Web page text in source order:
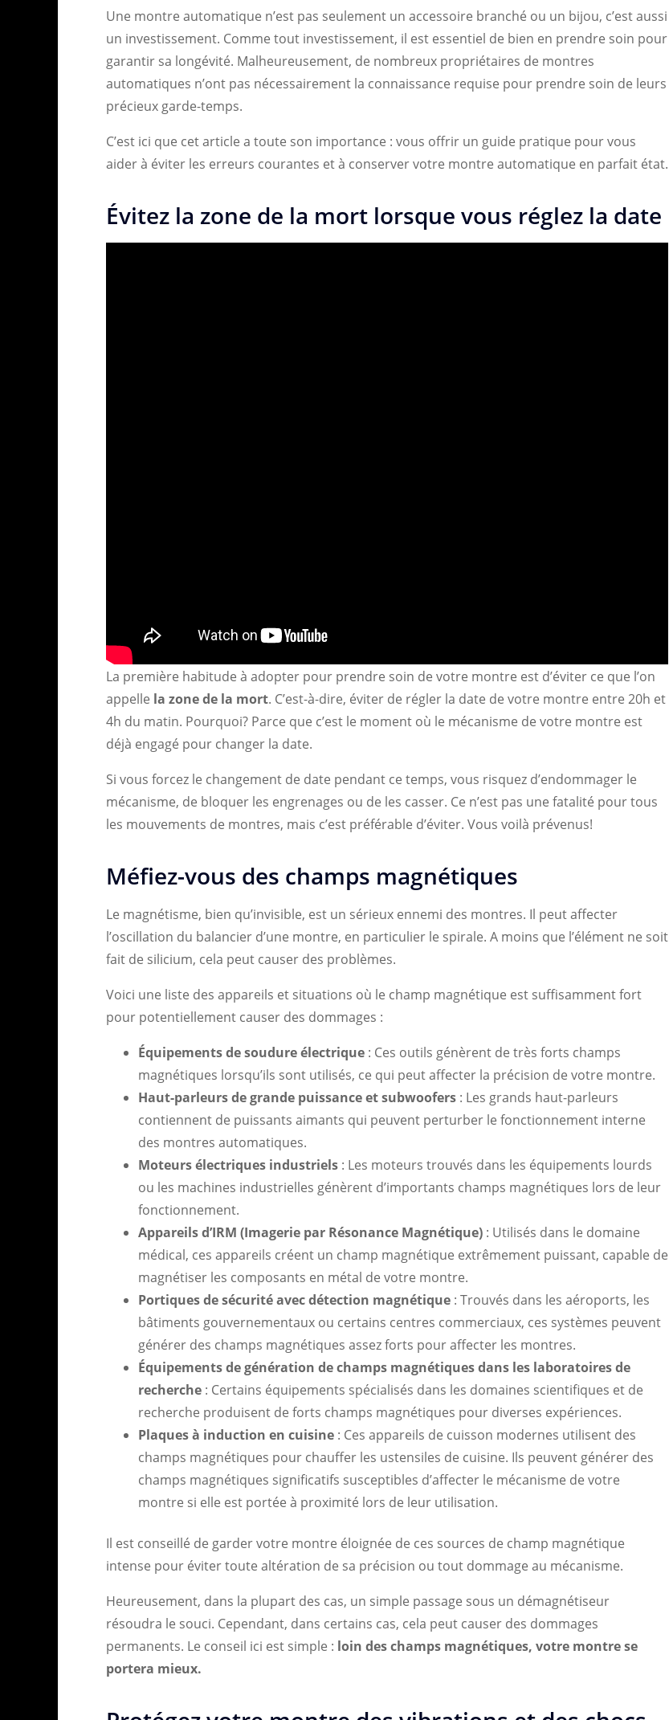
Une montre automatique n’est pas seulement un accessoire branché ou un bijou, c’est aussi
un investissement. Comme tout investissement, il est essentiel de bien en prendre soin pour
garantir sa longévité. Malheureusement, de nombreux propriétaires de montres
automatiques n’ont pas nécessairement la connaissance requise pour prendre soin de leurs
précieux garde-temps.
C’est ici que cet article a toute son importance : vous offrir un guide pratique pour vous
aider à éviter les erreurs courantes et à conserver votre montre automatique en parfait état.
Évitez la zone de la mort lorsque vous réglez la date
La première habitude à adopter pour prendre soin de votre montre est d’éviter ce que l’on
appelle la zone de la mort. C’est-à-dire, éviter de régler la date de votre montre entre 20h et
4h du matin. Pourquoi? Parce que c’est le moment où le mécanisme de votre montre est
déjà engagé pour changer la date.
Si vous forcez le changement de date pendant ce temps, vous risquez d’endommager le
mécanisme, de bloquer les engrenages ou de les casser. Ce n’est pas une fatalité pour tous
les mouvements de montres, mais c’est préférable d’éviter. Vous voilà prévenus!
Méfiez-vous des champs magnétiques
Le magnétisme, bien qu’invisible, est un sérieux ennemi des montres. Il peut affecter
l’oscillation du balancier d’une montre, en particulier le spirale. A moins que l’élément ne soit
fait de silicium, cela peut causer des problèmes.
Voici une liste des appareils et situations où le champ magnétique est suffisamment fort
pour potentiellement causer des dommages :
Équipements de soudure électrique : Ces outils génèrent de très forts champs
magnétiques lorsqu’ils sont utilisés, ce qui peut affecter la précision de votre montre.
Haut-parleurs de grande puissance et subwoofers : Les grands haut-parleurs
contiennent de puissants aimants qui peuvent perturber le fonctionnement interne
des montres automatiques.
Moteurs électriques industriels : Les moteurs trouvés dans les équipements lourds
ou les machines industrielles génèrent d’importants champs magnétiques lors de leur
fonctionnement.
Appareils d’IRM (Imagerie par Résonance Magnétique) : Utilisés dans le domaine
médical, ces appareils créent un champ magnétique extrêmement puissant, capable de
magnétiser les composants en métal de votre montre.
Portiques de sécurité avec détection magnétique : Trouvés dans les aéroports, les
bâtiments gouvernementaux ou certains centres commerciaux, ces systèmes peuvent
générer des champs magnétiques assez forts pour affecter les montres.
Équipements de génération de champs magnétiques dans les laboratoires de
recherche : Certains équipements spécialisés dans les domaines scientifiques et de
recherche produisent de forts champs magnétiques pour diverses expériences.
Plaques à induction en cuisine : Ces appareils de cuisson modernes utilisent des
champs magnétiques pour chauffer les ustensiles de cuisine. Ils peuvent générer des
champs magnétiques significatifs susceptibles d’affecter le mécanisme de votre
montre si elle est portée à proximité lors de leur utilisation.
Il est conseillé de garder votre montre éloignée de ces sources de champ magnétique
intense pour éviter toute altération de sa précision ou tout dommage au mécanisme.
Heureusement, dans la plupart des cas, un simple passage sous un démagnétiseur
résoudra le souci. Cependant, dans certains cas, cela peut causer des dommages
permanents. Le conseil ici est simple : loin des champs magnétiques, votre montre se
portera mieux.